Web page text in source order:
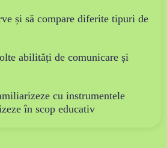
și să compare diferite tipuri de
abilități de comunicare și
cu instrumentele
în scop educativ